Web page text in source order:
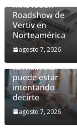
Innovation
Roadshow de
Vertiv en
Norteamérica
agosto 7, 2026
tu mascota
puede estar
intentando
decirte
agosto 7, 2026